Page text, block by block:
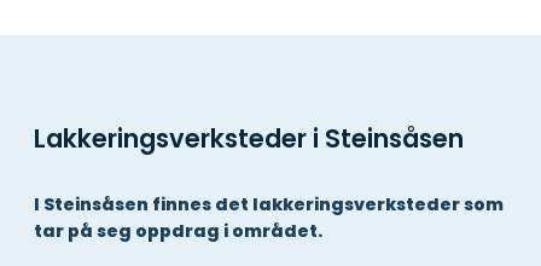
Lakkeringsverksteder i Steinsåsen
I Steinsåsen finnes det lakkeringsverksteder som
tar på seg oppdrag i området.